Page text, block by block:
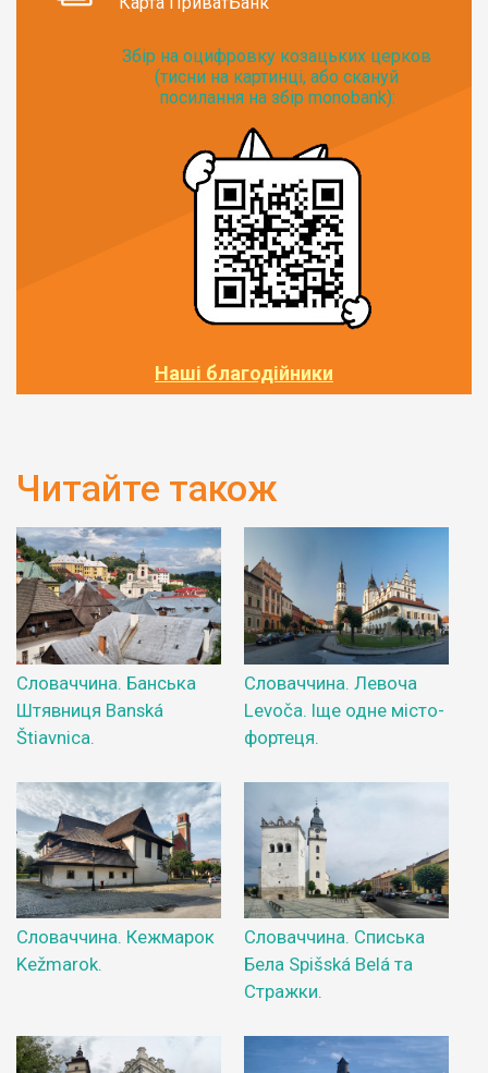
Збір на оцифровку козацьких церков
(тисни на картинці, або скануй
посилання на збір monobank):
Наші благодійники
Читайте також
Словаччина. Банська
Штявниця Banská
Štiavnica.
Словаччина. Левоча
Levoča. Іще одне місто-
фортеця.
Словаччина. Кежмарок
Kežmarok.
Словаччина. Списька
Бела Spišská Belá та
Стражки.